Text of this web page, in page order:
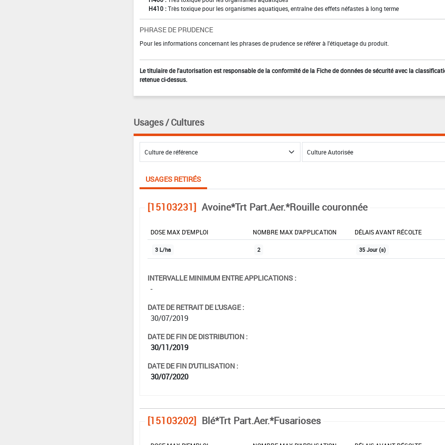
H410 : Très toxique pour les organismes aquatiques, entraîne des effets néfastes à long terme
PHRASE DE PRUDENCE
Pour les informations concernant les phrases de prudence se référer à l'étiquetage du produit.
Le titulaire de l'autorisation est responsable de la conformité de la Fiche de données de sécurité avec la
retenue ci-dessus.
Usages / Cultures
USAGES RETIRÉS
[15103231] Avoine*Trt Part.Aer.*Rouille couronnée
DOSE MAX D'EMPLOI NOMBRE MAX D'APPLICATION DÉLAIS AVANT RÉCOLTE
3 L/ha 2 35 Jour (s)
INTERVALLE MINIMUM ENTRE APPLICATIONS :
-
DATE DE RETRAIT DE L'USAGE :
30/07/2019
DATE DE FIN DE DISTRIBUTION :
30/11/2019
DATE DE FIN D'UTILISATION :
30/07/2020
[15103202] Blé*Trt Part.Aer.*Fusarioses